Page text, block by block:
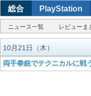
総合 PlayStation
ニュース一覧 レビューま
10月21日（木）
両手拳銃でテクニカルに戦